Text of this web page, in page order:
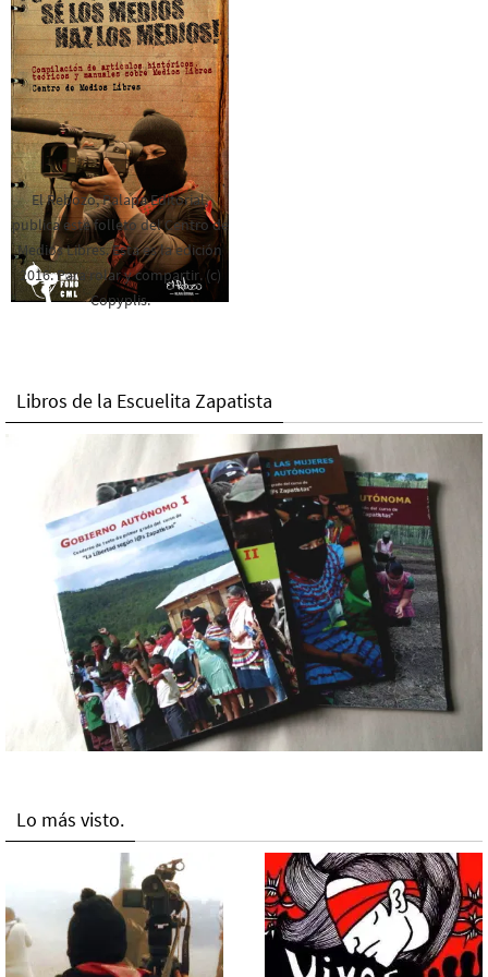
El Rebozo, Palapa Editorial,
publica este folleto del Centro de
Medios Libres. Esta es la edición
2016. Para rolar y compartir. (c)
Copyplis.
Libros de la Escuelita Zapatista
Lo más visto.